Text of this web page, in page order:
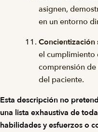
asignen,
en un entorno
el cumplimiento
comprensión
del paciente.
Esta descripción no
una lista exhaustiva de
habilidades y esfuerzos o